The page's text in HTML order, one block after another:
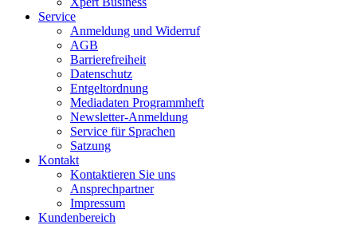
Service
Anmeldung und Widerruf
AGB
Barrierefreiheit
Datenschutz
Entgeltordnung
Mediadaten Programmheft
Newsletter-Anmeldung
Service für Sprachen
Satzung
Kontakt
Kontaktieren Sie uns
Ansprechpartner
Impressum
Kundenbereich